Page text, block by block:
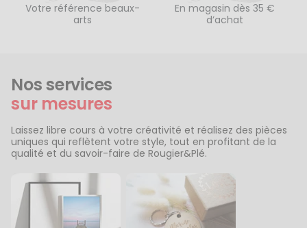
Votre référence beaux-
arts
En magasin dès 35 €
d’achat
Nos services
sur mesures
Laissez libre cours à votre créativité et réalisez des pièces
uniques qui reflètent votre style, tout en profitant de la
qualité et du savoir-faire de Rougier&Plé.